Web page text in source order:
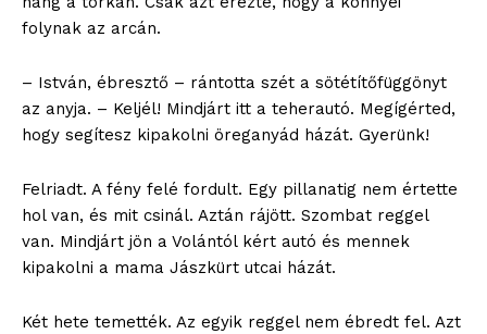
ELŐFIZETÉS
Hasznos
folynak az arcán.
– István, ébresztő – rántotta szét a sötétítőfüggönyt
az anyja. – Keljél! Mindjárt itt a teherautó. Megígérted,
hogy segítesz kipakolni öreganyád házát. Gyerünk!
Felriadt. A fény felé fordult. Egy pillanatig nem értette
hol van, és mit csinál. Aztán rájött. Szombat reggel
van. Mindjárt jön a Volántól kért autó és mennek
kipakolni a mama Jászkürt utcai házát.
Két hete temették. Az egyik reggel nem ébredt fel. Azt